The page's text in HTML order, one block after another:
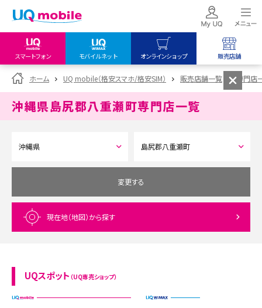
スマートフォン モバイルネット オンラインショップ 販売店舗
my UQ WiMAX
UQ WiMAX ご契約の方
My UQ mobile
データチャージサイト
UQ mobile
オンラインショップ
UQ WiMAX
UQ mobile
販売店舗
UQ WiMAX
ホーム UQ mobile（格安スマホ/格安SIM） 販売店舗一覧 専門店
沖縄県島尻郡八重瀬町専門店一覧
変更する
現在地（地図）から探す
UQスポット （UQ専売ショップ）